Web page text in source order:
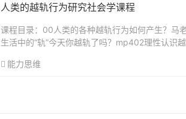
人类的越轨行为研究社会学课程
课程目录：00人类的各种越轨行为如何产生？马
生活中的“轨”今天你越轨了吗？mp402理性认识
能力思维